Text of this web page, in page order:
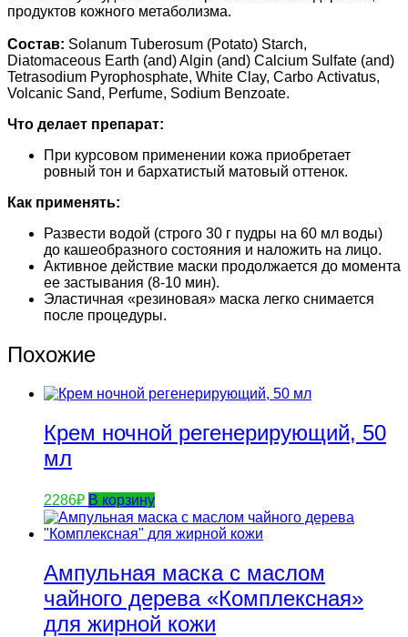
продуктов кожного метаболизма.
Состав: Solanum Tuberosum (Potato) Starch,
Diatomaceous Earth (and) Algin (and) Calcium Sulfate (and)
Tetrasodium Pyrophosphate, White Clay, Сarbo Аctivatus,
Volcanic Sand, Perfume, Sodium Benzoate.
Что делает препарат:
При курсовом применении кожа приобретает
ровный тон и бархатистый матовый оттенок.
Как применять:
Развести водой (строго 30 г пудры на 60 мл воды)
до кашеобразного состояния и наложить на лицо.
Активное действие маски продолжается до момента
ее застывания (8-10 мин).
Эластичная «резиновая» маска легко снимается
после процедуры.
Похожие
Крем ночной регенерирующий, 50
мл
2286₽ В корзину
Ампульная маска с маслом
чайного дерева «Комплексная»
для жирной кожи